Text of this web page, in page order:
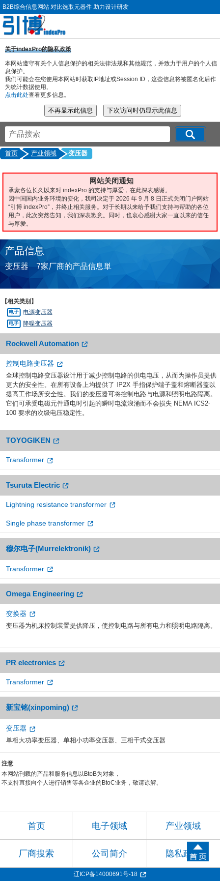
B2B综合信息网站 对比选取元器件 助力设计研发
关于indexPro的隐私政策
本网站遵守有关个人信息保护的相关法律法规和其他规范，并致力于用户的个人信
息保护。
我们可能会在您使用本网站时获取IP地址或Session ID，这些信息将被匿名化后作
为统计数据使用。
点击此处查看更多信息。
首页 产业领域 变压器
网站关闭通知
承蒙各位长久以来对 indexPro 的支持与厚爱，在此深表感谢。
因中国国内业务环境的变化，我司决定于 2026 年 9 月 8 日正式关闭门户网站
“引博 indexPro”，并终止相关服务。对于长期以来给予我们支持与帮助的各位
用户，此次突然告知，我们深表歉意。同时，也衷心感谢大家一直以来的信任
与厚爱。
产品信息
变压器 7家厂商的产品信息単
【相关类别】
电源变压器
降噪变压器
Rockwell Automation
控制电路变压器
全球控制电路变压器设计用于减少控制电路的供电电压，从而为操作员提供
更大的安全性。在所有设备上均提供了 IP2X 手指保护端子盖和熔断器盖以
提高工作场所安全性。我们的变压器可将控制电路与电源和照明电路隔离。
它们可承受电磁元件通电时引起的瞬时电流浪涌而不会损失 NEMA ICS2-
100 要求的次级电压稳定性。
TOYOGIKEN
Transformer
Tsuruta Electric
Lightning resistance transformer
Single phase transformer
穆尔电子(Murrelektronik)
Transformer
Omega Engineering
变换器
变压器为机床控制装置提供降压，使控制电路与所有电力和照明电路隔离。
PR electronics
Transformer
新宝铭(xinpoming)
变压器
单相大功率变压器、单相小功率变压器、三相干式变压器
注意
本网站刊载的产品和服务信息以BtoB为对象，
不支持直接向个人进行销售等各企业的BtoC业务，敬请谅解。
首页 电子领域 产业领域
厂商搜索 公司简介 隐私政策
辽ICP备14000691号-18